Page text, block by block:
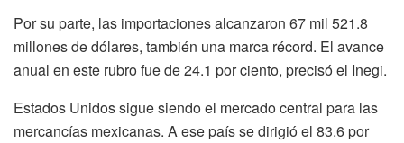
Por su parte, las importaciones alcanzaron 67 mil 521.8
millones de dólares, también una marca récord. El avance
anual en este rubro fue de 24.1 por ciento, precisó el Inegi.
Estados Unidos sigue siendo el mercado central para las
mercancías mexicanas. A ese país se dirigió el 83.6 por